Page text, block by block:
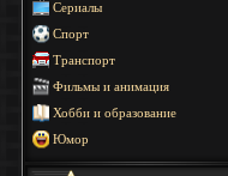
Сериалы
Спорт
Транспорт
Фильмы и анимация
Хобби и образование
Юмор